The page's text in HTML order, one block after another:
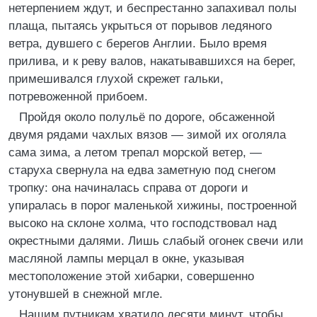
нетерпением ждут, и беспрестанно запахивал полы
плаща, пытаясь укрыться от порывов ледяного
ветра, дувшего с берегов Англии. Было время
прилива, и к реву валов, накатывавшихся на берег,
примешивался глухой скрежет гальки,
потревоженной прибоем.
Пройдя около полульё по дороге, обсаженной
двумя рядами чахлых вязов — зимой их оголяла
сама зима, а летом трепал морской ветер, —
старуха свернула на едва заметную под снегом
тропку: она начиналась справа от дороги и
упиралась в порог маленькой хижины, построенной
высоко на склоне холма, что господствовал над
окрестными далями. Лишь слабый огонек свечи или
масляной лампы мерцал в окне, указывая
местоположение этой хибарки, совершенно
утонувшей в снежной мгле.